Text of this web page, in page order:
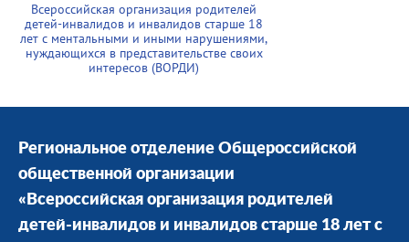
Всероссийская организация родителей
детей-инвалидов и инвалидов старше 18
лет с ментальными и иными нарушениями,
нуждающихся в представительстве своих
интересов (ВОРДИ)
Региональное отделение Общероссийской
общественной организации
«Всероссийская организация родителей
детей-инвалидов и инвалидов старше 18 лет с